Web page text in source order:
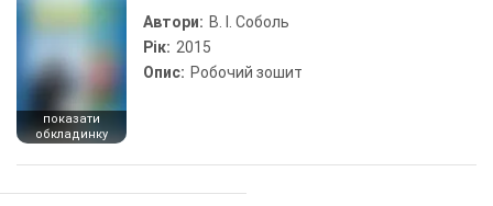
показати
обкладинку
Автори: В. І. Соболь
Рік: 2015
Опис: Робочий зошит